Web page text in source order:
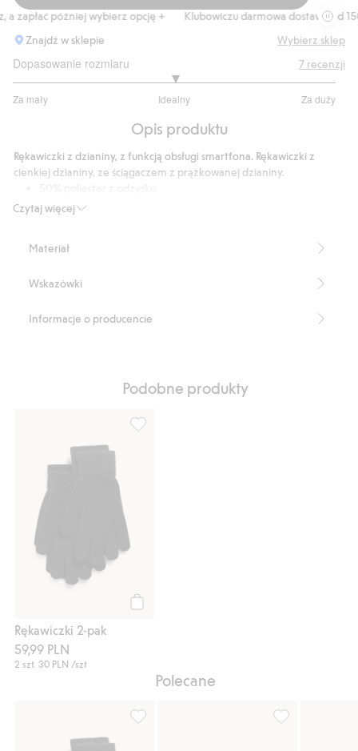
zapłać później wybierz opcję +
Klubowiczu darmowa dostawa od 150
Znajdź w sklepie
Wybierz sklep
Dopasowanie rozmiaru
Za mały Idealny Za duży
na
4
głosów
7 recenzji
Opis produktu
Czytaj więcej
Rękawiczki z dzianiny, z funkcją obsługi smartfona. Rękawiczki z
cienkiej dzianiny, ze ściągaczem z prążkowanej dzianiny.
Inny kolor na kciuku i palcu wskazującym
Rękawiczki pięciopalczaste
Ten produkt jest częściowo wykonany z poliestru z odzysku.
Blended Recycled Polyester
Materiał
Wskazówki
Informacje o producencie
Podobne produkty
Rękawiczki 2-pak
59,99 PLN
2 szt. 30 PLN /szt
Polecane